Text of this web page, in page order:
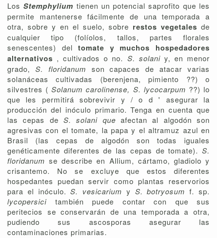
LosStemphylium tienen un potencial saprofito que les
permite mantenerse fácilmente de una temporada a
otra, sobre y en el suelo, sobre restos vegetales de
cualquier tipo (folíolos, tallos, partes florales
senescentes) deltomate y muchos hospedadores
alternativos , cultivados o no. S. solani y, en menor
grado, S. floridanum son capaces de atacar varias
solanáceas cultivadas (berenjena, pimiento ??) o
silvestres (Solanum carolinense, S. lycocarpum ??) lo
que les permitirá sobrevivir y / o d ' asegurar la
producción del inóculo primario. Tenga en cuenta que
las cepas de S. solani que afectan al algodón son
agresivas con el tomate, la papa y el altramuz azul en
Brasil (las cepas de algodón son todas iguales
genéticamente diferentes de las cepas de tomate). S.
floridanumse describe en Allium, cártamo, gladiolo y
crisantemo. No se excluye que estos diferentes
hospedantes puedan servir como plantas reservorios
para el inóculo.S. vesicarium y S. botryosumf. sp.
lycopersici también puede contar con que sus
peritecios se conservarán de una temporada a otra,
pudiendo sus ascosporas asegurar las
contaminaciones primarias.